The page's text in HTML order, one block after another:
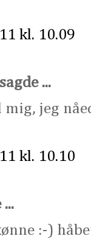
kl. 10.09
sagde ...
jeg
kl. 10.10
:-)